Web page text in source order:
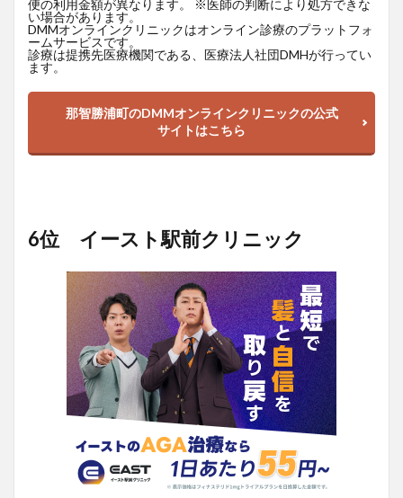
便の利用金額が異なります。 ※医師の判断により処方できな
い場合があります。
DMMオンラインクリニックはオンライン診療のプラットフォ
ームサービスです。
診療は提携先医療機関である、医療法人社団DMHが行ってい
ます。
那智勝浦町のDMMオンラインクリニックの公式
サイトはこちら
6位 イースト駅前クリニック